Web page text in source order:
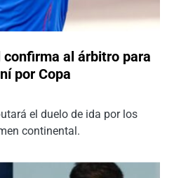
confirma al árbitro para
por Copa
el duelo de ida por los
continental.